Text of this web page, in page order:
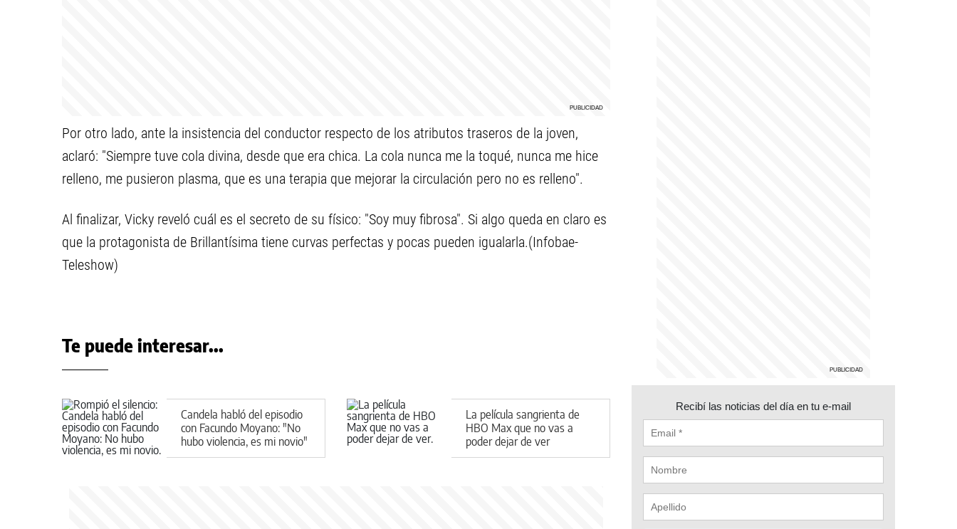
Por otro lado, ante la insistencia del conductor respecto de los atributos traseros de la joven,
aclaró: "Siempre tuve cola divina, desde que era chica. La cola nunca me la toqué, nunca me hice
relleno, me pusieron plasma, que es una terapia que mejorar la circulación pero no es relleno".
Al finalizar, Vicky reveló cuál es el secreto de su físico: "Soy muy fibrosa". Si algo queda en claro es
que la protagonista de Brillantísima tiene curvas perfectas y pocas pueden igualarla.(Infobae-
Teleshow)
Te puede interesar...
Candela habló del episodio
con Facundo Moyano: "No
hubo violencia, es mi novio"
La película sangrienta de
HBO Max que no vas a
poder dejar de ver
Recibí las noticias del día en tu e-mail